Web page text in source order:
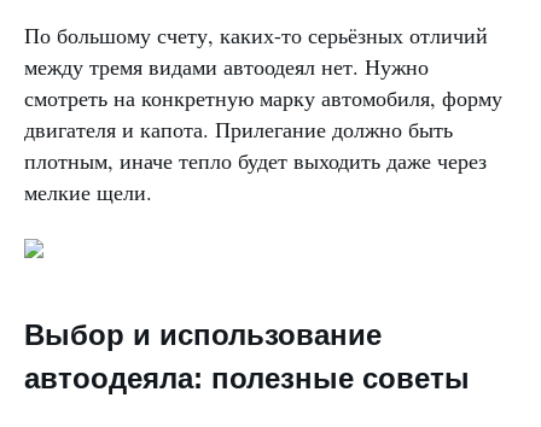
По большому счету, каких-то серьёзных отличий
между тремя видами автоодеял нет. Нужно
смотреть на конкретную марку автомобиля, форму
двигателя и капота. Прилегание должно быть
плотным, иначе тепло будет выходить даже через
мелкие щели.
Выбор и использование
автоодеяла: полезные советы